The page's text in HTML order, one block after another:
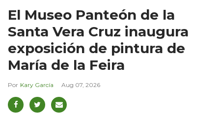
El Museo Panteón de la
Santa Vera Cruz inaugura
exposición de pintura de
María de la Feira
Kary García Aug 07, 2026